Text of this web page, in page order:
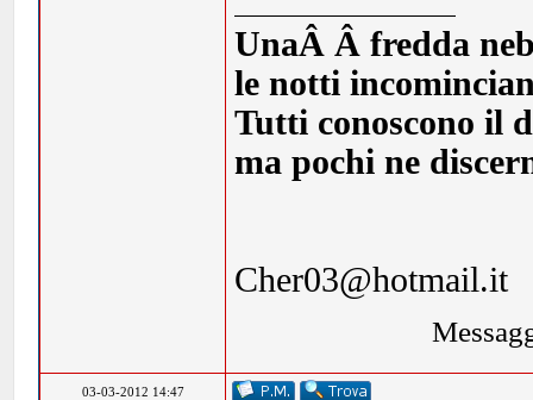
UnaÂ Â fredda
le notti
Tutti conoscono il
ma pochi ne
Cher03@hotmail.it
03-03-2012 14:47